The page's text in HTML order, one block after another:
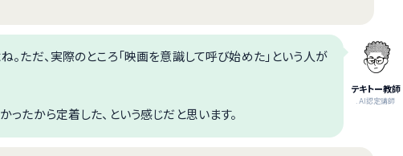
テキトー教師
.AI認定講師
ただ、実際のところ「映画を意識して呼び始めた」という人が
ったから定着した、という感じだと思います。